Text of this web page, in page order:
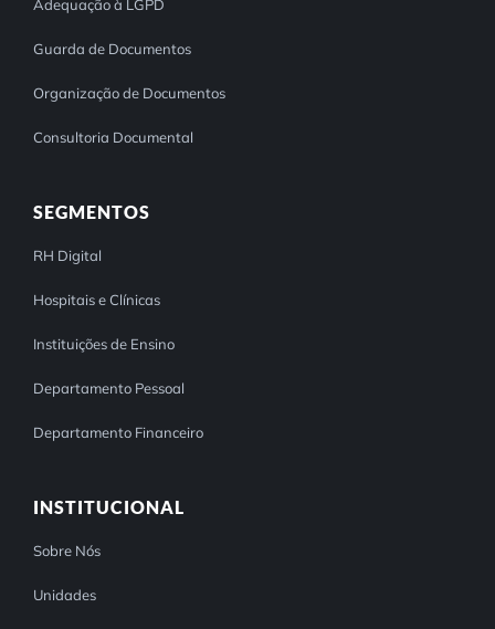
Adequação à LGPD
Guarda de Documentos
Organização de Documentos
Consultoria Documental
SEGMENTOS
RH Digital
Hospitais e Clínicas
Instituições de Ensino
Departamento Pessoal
Departamento Financeiro
INSTITUCIONAL
Sobre Nós
Unidades